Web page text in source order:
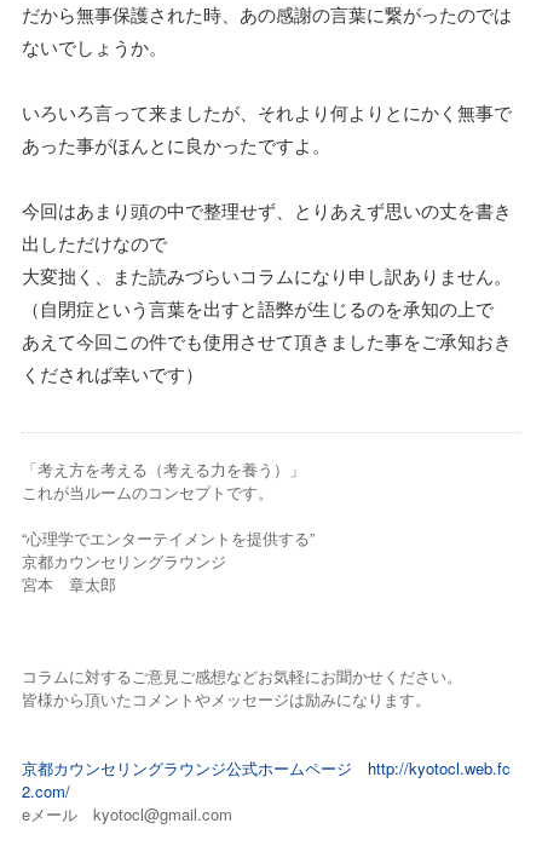
だから無事保護された時、あの感謝の言葉に繋がったのでは
ないでしょうか。
いろいろ言って来ましたが、それより何よりとにかく無事で
あった事がほんとに良かったですよ。
今回はあまり頭の中で整理せず、とりあえず思いの丈を書き
出しただけなので
大変拙く、また読みづらいコラムになり申し訳ありません。
（自閉症という言葉を出すと語弊が生じるのを承知の上で
あえて今回この件でも使用させて頂きました事をご承知おき
くだされば幸いです）
「考え方を考える（考える力を養う）」
これが当ルームのコンセプトです。
“心理学でエンターテイメントを提供する”
京都カウンセリングラウンジ
宮本 章太郎
コラムに対するご意見ご感想などお気軽にお聞かせください。
皆様から頂いたコメントやメッセージは励みになります。
京都カウンセリングラウンジ公式ホームページ
http://kyotocl.web.fc
2.com/
eメール kyotocl@gmail.com